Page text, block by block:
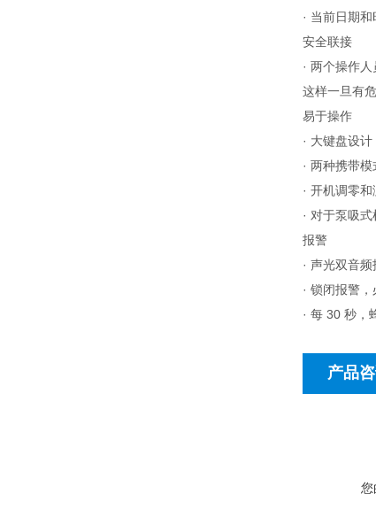
· 当前日期和
安全联接
· 两个操作
这样一旦有
易于操作
· 大键盘设计
· 两种携带
· 开机调零和
· 对于泵吸
报警
· 声光双音
· 锁闭报警，
· 每 30 秒，
产品
您